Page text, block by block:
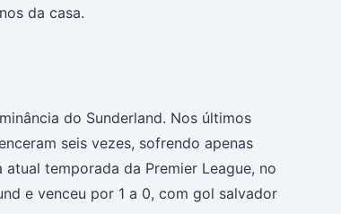
da casa.
do Sunderland. Nos últimos
seis vezes, sofrendo apenas
temporada da Premier League, no
e venceu por 1 a 0, com gol salvador